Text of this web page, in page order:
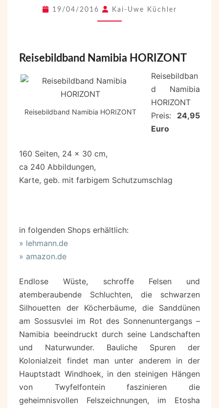
19/04/2016 Kai-Uwe Küchler
Reisebildband Namibia HORIZONT
Reisebildband Namibia HORIZONT
Reisebildban
d Namibia
HORIZONT
Preis: 24,95
Euro
160 Seiten, 24 x 30 cm,
ca 240 Abbildungen,
Karte, geb. mit farbigem Schutzumschlag
in folgenden Shops erhältlich:
» lehmann.de
» amazon.de
Endlose Wüste, schroffe Felsen und
atemberaubende Schluchten, die schwarzen
Silhouetten der Köcherbäume, die Sanddünen
am Sossusvlei im Rot des Sonnenuntergangs –
Namibia beeindruckt durch seine Landschaften
und Naturwunder. Bauliche Spuren der
Kolonialzeit findet man unter anderem in der
Hauptstadt Windhoek, in den steinigen Hängen
von Twyfelfontein faszinieren die
geheimnisvollen Felszeichnungen, im Etosha